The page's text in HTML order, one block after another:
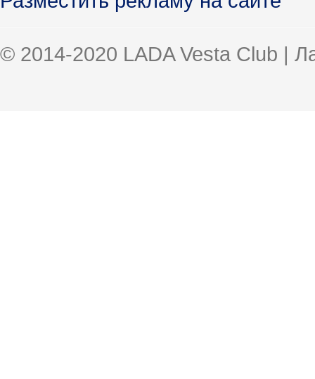
© 2014-2020 LADA Vesta Club |